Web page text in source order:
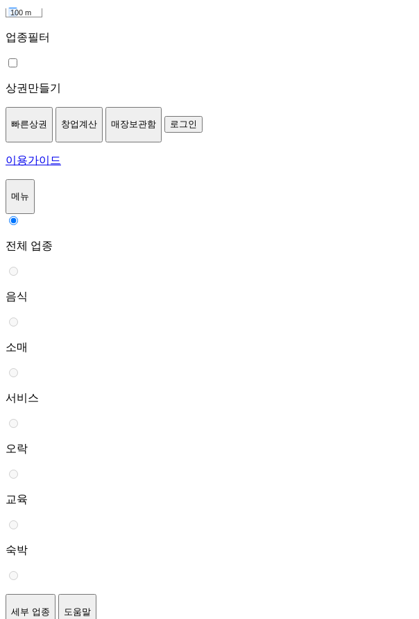
100 m
업종필터
상권만들기
빠른상권 창업계산 매장보관함 로그인
이용가이드
메뉴
전체 업종
음식
소매
서비스
오락
교육
숙박
세부 업종 도움말